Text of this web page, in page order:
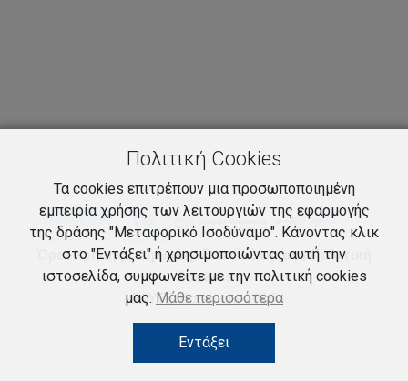
Όροι Χρήσης|Δήλωση ιδιωτικότητας|Πολιτική
Cookies
ΕΔΥΤΕ, Copyright 2026
Πολιτική Cookies
Τα cookies επιτρέπουν μια προσωποποιημένη
εμπειρία χρήσης των λειτουργιών της εφαρμογής
της δράσης "Μεταφορικό Ισοδύναμο". Κάνοντας κλικ
στο "Εντάξει" ή χρησιμοποιώντας αυτή την
ιστοσελίδα, συμφωνείτε με την πολιτική cookies
μας. Μάθε περισσότερα
Εντάξει